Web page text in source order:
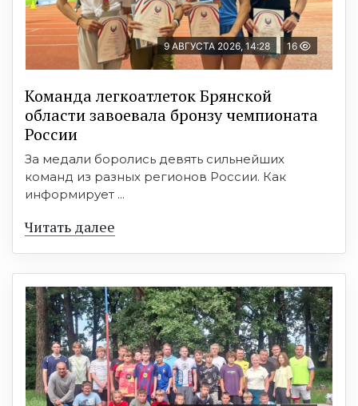
9 АВГУСТА 2026, 14:28 16
Команда легкоатлеток Брянской
области завоевала бронзу чемпионата
России
За медали боролись девять сильнейших
команд из разных регионов России. Как
информирует ...
Читать далее